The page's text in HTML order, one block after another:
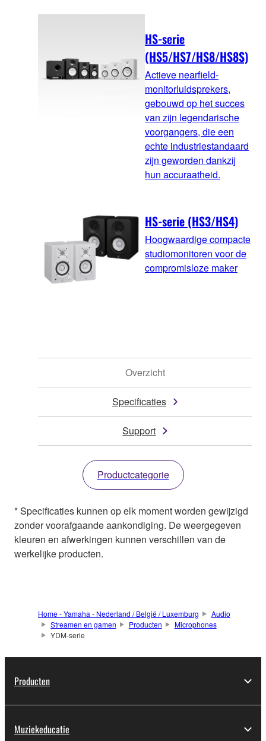
HS-serie
(HS5/HS7/HS8/HS8S)
Actieve nearfield-
monitorluidsprekers,
gebouwd op het succes
van zijn legendarische
voorgangers, die een
echte industriestandaard
zijn geworden dankzij
hun accuraatheid.
HS-serie (HS3/HS4)
Hoogwaardige compacte
studiomonitoren voor de
compromisloze maker
Overzicht
Specificaties
Support
Productcategorie
* Specificaties kunnen op elk moment worden gewijzigd
zonder voorafgaande aankondiging. De weergegeven
kleuren en afwerkingen kunnen verschillen van de
werkelijke producten.
Home - Yamaha - Nederland / België / Luxemburg
Audio
Streamen en gamen
Producten
Microphones
YDM-serie
Producten
Muziekeducatie